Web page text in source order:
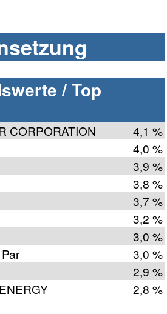
/ Top
CORPORATION
4,1 %
4,0 %
3,9 %
3,8 %
3,7 %
3,2 %
3,0 %
3,0 %
2,9 %
2,8 %